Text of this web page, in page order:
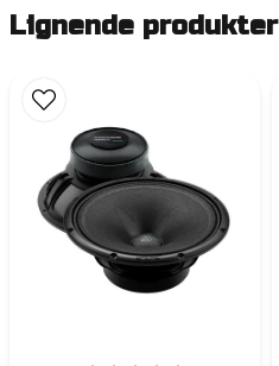
Lignende produkter